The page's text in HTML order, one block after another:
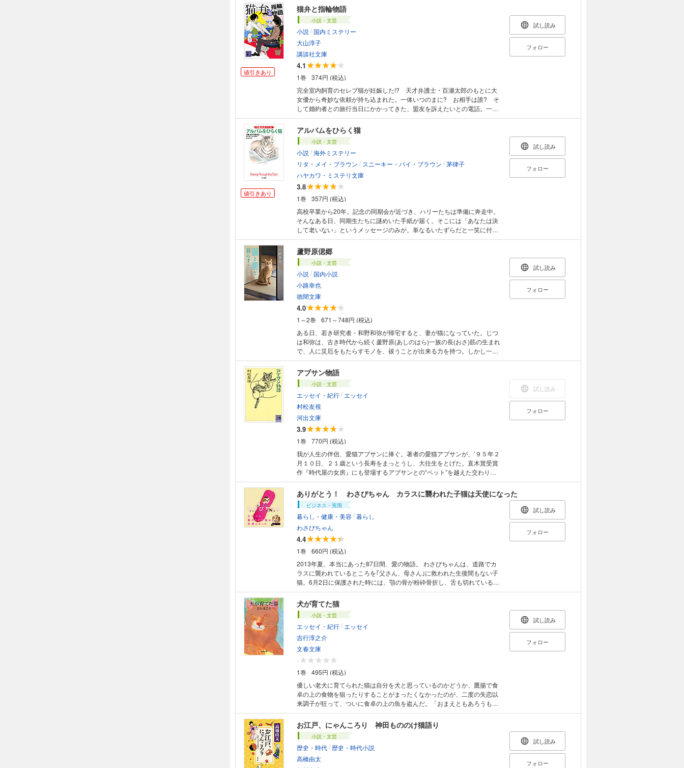
談社ドラマ原作大賞受賞作。（講談社文庫）
値引きあり
猫弁と指輪物語
小説・文芸
小説 / 国内ミステリー
大山淳子
講談社文庫
4.1
1巻
374円 (税込)
完全室内飼育のセレブ猫が妊娠した!? 天才弁護士・百瀬太郎のもとに大
女優から奇妙な依頼が持ち込まれた。一体いつのまに? お相手は誰? そ
して婚約者との旅行当日にかかってきた、盟友を訴えたいとの電話。一生
懸命に生きる人たちが抱えた悩みと迷い。誰もが幸せになれる「癒される
ミステリー」第3弾開幕!
試し読み
フォロー
値引きあり
アルバムをひらく猫
小説・文芸
小説 /海外ミステリー
リタ・メイ・ブラウン / スニーキー・パイ・ブラウン /茅律子
ハヤカワ・ミステリ文庫
3.8
1巻
357円 (税込)
高校卒業から20年。記念の同期会が近づき、ハリーたちは準備に奔走中。
そんなある日、同期生たちに謎めいた手紙が届く。そこには「あなたは決
して老いない」というメッセージのみが。単なるいたずらだと一笑に付す
ハリーだったが、賢いトラ猫のミセス・マーフィは不吉な予感を覚える。
はたせるかな、在学中に人気者だった男が射殺される事件が起き、同期会
には暗雲が……人間たちにはまかせられない! 動物探偵団始動!
試し読み
フォロー
蘆野原偲郷
小説・文芸
小説 / 国内小説
小路幸也
徳間文庫
4.0
1～2巻
671～748円 (税込)
ある日、若き研究者・和野和弥が帰宅すると、妻が猫になっていた。じつ
は和弥は、古き時代から続く蘆野原(あしのはら)一族の長(おさ)筋の生まれ
で、人に災厄をもたらすモノを、祓うことが出来る力を持つ。しかし一族
の出でない妻が、なぜ猫などに? これは、何かが起きる前触れなのか?
同じ里の出で、事の見立てをする幼なじみの美津野泉水らとともに、和也
は変わりゆく時代に起きるさまざまな禍(わざわい)に立ち向かっていく。
試し読み
フォロー
アブサン物語
小説・文芸
エッセイ・紀行/ エッセイ
村松友視
河出文庫
3.9
1巻
770円 (税込)
我が人生の伴侶、愛猫アブサンに捧ぐ。著者の愛猫アブサンが、’９５年２
月１０日、２１歳という長寿をまっとうし、大往生をとげた。直木賞受賞
作『時代屋の女房』にも登場するアブサンとの“ペット”を越えた交わり
を、出逢いから最期を通し、ユーモアと哀感をこめて描く感動の書き下ろ
しエッセイ。
試し読み
フォロー
ありがとう！ わさびちゃん カラスに襲われた子猫は天使になった
ビジネス・実用
暮らし・健康・美容/暮らし
わさびちゃん
4.4
1巻
660円 (税込)
2013年夏、本当にあった87日間、愛の物語。 わさびちゃんは、道路でカ
ラスに襲われているところを｢父さん、母さん｣に救われた生後間もない子
猫。6月2日に保護された時には、顎の骨が粉砕骨折し、舌も切れているな
ど大怪我をした状態でした｡この日から、父さん、母さんの闘病生活は、
自分では食べることのできない子猫に2時間おきにカテーテルでミルクを
与える生活が始まります。子猫を飼うのは初めての母さんは、ツイッター
にアカウントを開設して日々の様子を公開していきます。カテーテルでの
給餌は子猫にとって辛いこと。子猫が暴れて口の中を傷つけないようにお
ばあちゃんがおくるみを作ってくれました。タラコやしめじ、本わさびを
あしらったかわいいおくるみをまとった子猫の写真がツイッターで話題に
垣根を超えた友情などに育まれ、｢わさびちゃん｣と名付けられた子猫はす
くすくとやんちゃに成長していきました。 ところが--。わさびちゃんは、
7月末にてんかんの症状に襲われます。これは投薬の末、回復しました
が、8月26日、体調が突如悪化。翌27日、短い生涯を終えたのです。 最後
まで必死に生きようとがんばったわさびちゃんが家族と過ごしたのはたっ
す)。 【ご注意】※この作品はカラー写真が含まれます。お手持ちの端末で
立読みファイルをご確認いただくことをお勧めいたします。
試し読み
フォロー
犬が育てた猫
小説・文芸
エッセイ・紀行/ エッセイ
吉行淳之介
文春文庫
-
1巻
495円 (税込)
優しい老犬に育てられた猫は自分を犬と思っているのかどうか、鷹揚で食
卓の上の食物を狙ったりすることがまったくなかったのが、二度の失恋以
来調子が狂って、ついに食卓の上の魚を盗んだ。「おまえともあろうもの
が、なぜそんなことをするのだ」と、私は猫に言った。間もなく、その猫
はふっと姿を消してしまった……。二度と戻ってこなかった愛猫への思い
を語る表題作はじめ、日常生活、嗜好、交遊、戦中体験、追悼、独自の濃
密な文学空間を軽妙洒脱な文体で綴る絶妙のエッセイ集。
試し読み
フォロー
お江戸、にゃんころり 神田もののけ猫語り
小説・文芸
歴史・時代/ 歴史・時代小説
高橋由太
試し読み
フォロー